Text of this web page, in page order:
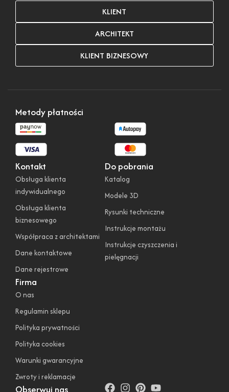
KLIENT
ARCHITEKT
KLIENT BIZNESOWY
Firma
O nas
Regulamin sklepu
Polityka prywatności
Polityka cookies
Warunki gwarancyjne
Zwroty i reklamacje
Kontakt
Obsługa klienta
indywidualnego
Obsługa klienta
biznesowego
Współpraca z architektami
Dane kontaktowe
Dane rejestrowe
Do pobrania
Katalog
Modele 3D
Rysunki techniczne
Instrukcje montażu
Instrukcje czyszczenia i
pielęgnacji
Metody płatności
Obserwuj nas